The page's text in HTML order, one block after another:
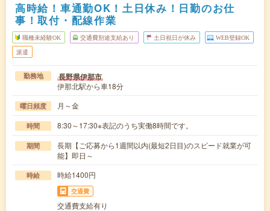
高時給！車通勤OK！土日休み！日勤のお仕
事！取付・配線作業
職種未経験OK 交通費別途支給あり 土日祝日が休み WEB登録OK
派遣
勤務地 長野県伊那市
伊那北駅から車18分
曜日頻度 月～金
時間 8:30～17:30※表記のうち実働8時間です。
期間
長期【ご応募から1週間以内(最短2日目)のスピード就業が可
能】即日～
時給 時給1400円
交通費
交通費支給有り